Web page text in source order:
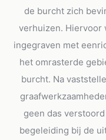
de burcht zich
verhuizen. Hiervoor
ingegraven met
het omrasterde
burcht. Na
geen das
begeleiding bij de